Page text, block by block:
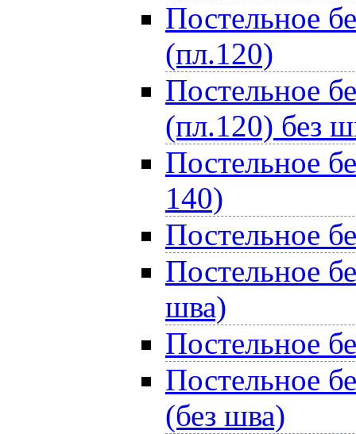
Постельное
(пл.120)
Постельное
(пл.120) без
Постельное
140)
Постельное
Постельное
шва)
Постельное
Постельное
(без шва)